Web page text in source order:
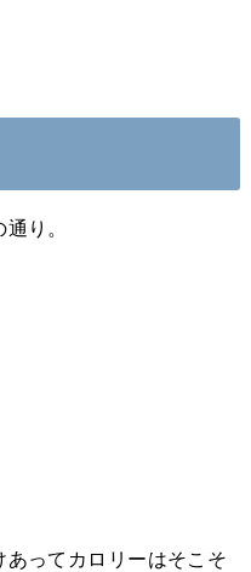
り。
ってカロリーはそこそ